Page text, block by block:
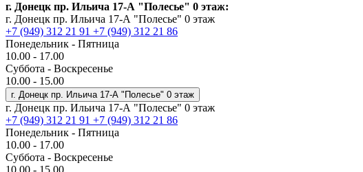
г. Донецк пр. Ильича 17-А "Полесье" 0 этаж:
г. Донецк пр. Ильича 17-А "Полесье" 0 этаж
+7 (949) 312 21 91 +7 (949) 312 21 86
Понедельник - Пятница
10.00 - 17.00
Суббота - Воскресенье
10.00 - 15.00
г. Донецк пр. Ильича 17-А "Полесье" 0 этаж
г. Донецк пр. Ильича 17-А "Полесье" 0 этаж
+7 (949) 312 21 91 +7 (949) 312 21 86
Понедельник - Пятница
10.00 - 17.00
Суббота - Воскресенье
10.00 - 15.00